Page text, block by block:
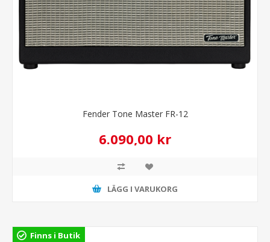
Fender Tone Master FR-12
6.090,00 kr
LÄGG I VARUKORG
Finns i Butik